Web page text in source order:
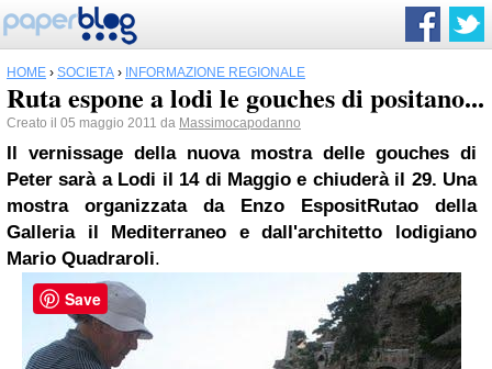
HOME › SOCIETÀ › INFORMAZIONE REGIONALE
Ruta espone a lodi le gouches di positano...
Creato il 05 maggio 2011 da Massimocapodanno
Il vernissage della nuova mostra delle gouches di
Peter sarà a Lodi il 14 di Maggio e chiuderà il 29. Una
mostra organizzata da Enzo EspositRutao della
Galleria il Mediterraneo e dall'architetto lodigiano
Mario Quadraroli.
Save